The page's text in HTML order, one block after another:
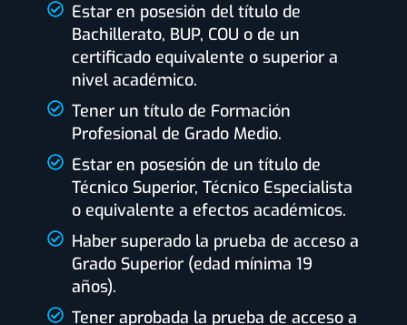
Estar en posesión del título de
Bachillerato, BUP, COU o de un
certificado equivalente o superior a
nivel académico.
Tener un título de Formación
Profesional de Grado Medio.
Estar en posesión de un título de
Técnico Superior, Técnico Especialista
o equivalente a efectos académicos.
Haber superado la prueba de acceso a
Grado Superior (edad mínima 19
años).
Tener aprobada la prueba de acceso a